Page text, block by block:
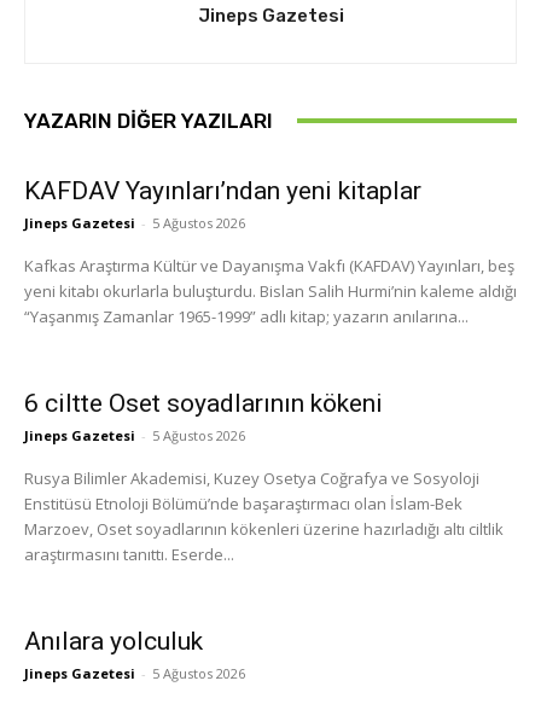
Jineps Gazetesi
YAZARIN DIĞER YAZILARI
KAFDAV Yayınları’ndan yeni kitaplar
Jineps Gazetesi - 5 Ağustos 2026
Kafkas Araştırma Kültür ve Dayanışma Vakfı (KAFDAV) Yayınları, beş
yeni kitabı okurlarla buluşturdu. Bislan Salih Hurmi’nin kaleme aldığı
“Yaşanmış Zamanlar 1965-1999” adlı kitap; yazarın anılarına...
6 ciltte Oset soyadlarının kökeni
Jineps Gazetesi - 5 Ağustos 2026
Rusya Bilimler Akademisi, Kuzey Osetya Coğrafya ve Sosyoloji
Enstitüsü Etnoloji Bölümü’nde başaraştırmacı olan İslam-Bek
Marzoev, Oset soyadlarının kökenleri üzerine hazırladığı altı ciltlik
araştırmasını tanıttı. Eserde...
Anılara yolculuk
Jineps Gazetesi - 5 Ağustos 2026